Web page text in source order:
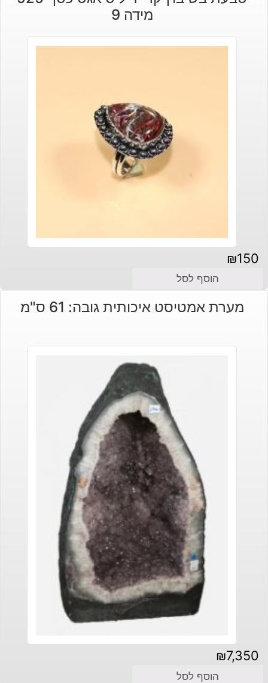
מידה 9
₪150
הוסף לסל
מערת אמטיסט איכותית גובה: 61 ס"מ
₪7,350
הוסף לסל